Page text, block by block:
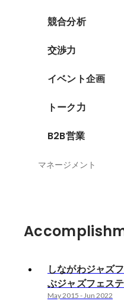
競合分析
交渉力
イベント企画
トーク力
B2B営業
マネージメント
しながわジャズ
ぶジャズフェステ
May 2015 -Jun 2022